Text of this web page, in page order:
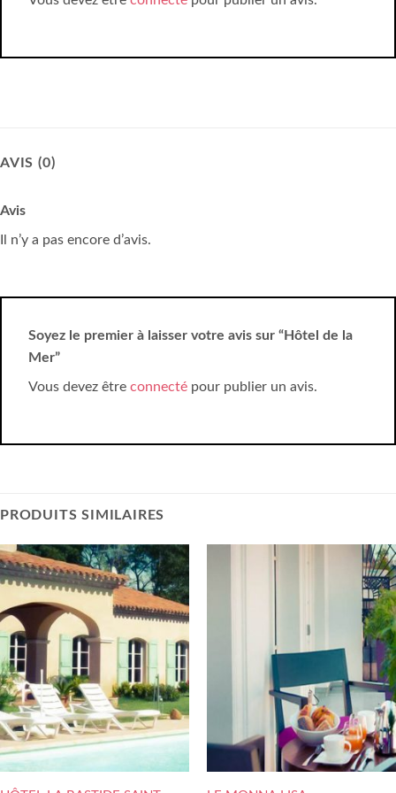
AVIS (0)
Avis
Il n’y a pas encore d’avis.
Soyez le premier à laisser votre avis sur “Hôtel de la
Mer”
Vous devez être connecté pour publier un avis.
PRODUITS SIMILAIRES